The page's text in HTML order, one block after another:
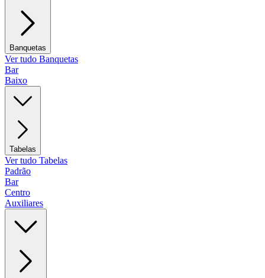
Banquetas
Ver tudo Banquetas
Bar
Baixo
Tabelas
Ver tudo Tabelas
Padrão
Bar
Centro
Auxiliares